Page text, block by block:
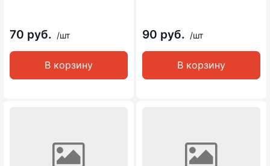
70 руб. /шт
В корзину
90 руб. /шт
В корзину